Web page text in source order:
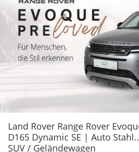
Land Rover Range Rover
D165 Dynamic SE | Auto
SUV / Geländewagen